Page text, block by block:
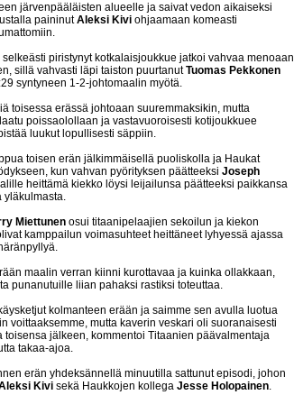
järvenpääläisten alueelle ja saivat vedon aikaiseksi
paininutAleksi Kivi ohjaamaan komeasti
piristynyt kotkalaisjoukkue jatkoi vahvaa menoaan
sillä vahvasti läpi taiston puurtanutTuomas Pekkonen
syntyneen 1-2-johtomaalin myötä.
toisessa erässä johtoaan suuremmaksikin, mutta
poissaolollaan ja vastavuoroisesti kotijoukkuee
luukut lopullisesti säppiin.
toisen erän jälkimmäisellä puoliskolla ja Haukat
kun vahvan pyörityksen päätteeksi Joseph
heittämä kiekko löysi leijailunsa päätteeksi paikkansa
yläkulmasta.
Miettunen osui titaanipelaajien sekoilun ja kiekon
kamppailun voimasuhteet heittäneet lyhyessä ajassa
maalin verran kiinni kurottavaa ja kuinka ollakkaan,
punanutuille liian pahaksi rastiksi toteuttaa.
kolmanteen erään ja saimme sen avulla luotua
voittaaksemme, mutta kaverin veskari oli suoranaisesti
toisensa jälkeen, kommentoi Titaanien päävalmentaja
takaa-ajoa.
erän yhdeksännellä minuutilla sattunut episodi, johon
Kivi sekä Haukkojen kollega Jesse Holopainen.